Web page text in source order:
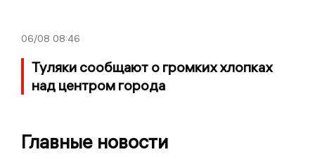
06/08 08:46
Туляки сообщают о громких хлопках
над центром города
Главные новости